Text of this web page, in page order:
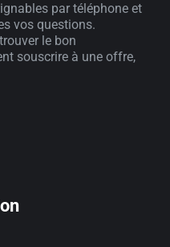
par téléphone et
vos questions.
le bon
souscrire à une offre,